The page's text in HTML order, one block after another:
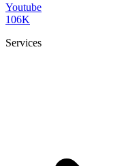
Youtube
106K
Services